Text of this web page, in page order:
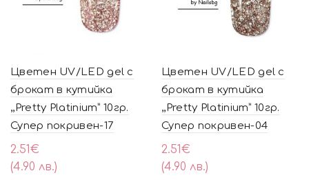
Цветен UV/LED gel с
брокат в кутийка
,,Pretty Platinium” 10гр.
Супер покривен-17
2.51€
(4.90 лв.)
Цветен UV/LED gel с
брокат в кутийка
,,Pretty Platinium” 10гр.
Супер покривен-04
2.51€
(4.90 лв.)